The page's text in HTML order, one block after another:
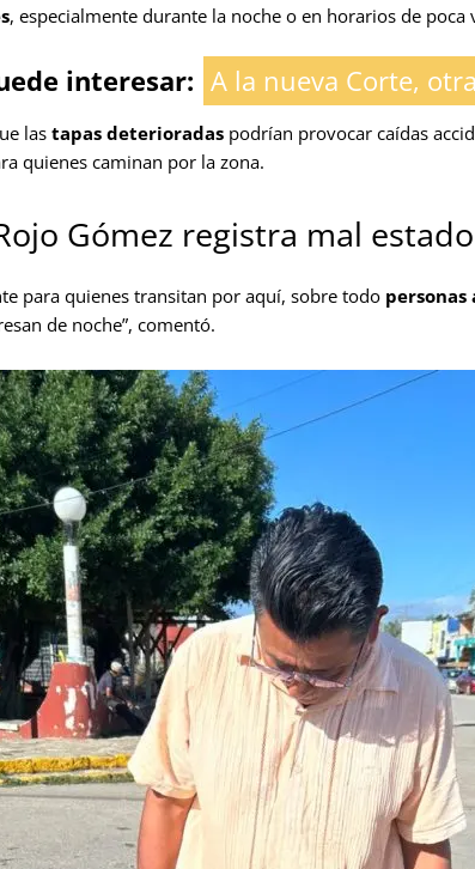
, especialmente durante la noche o en horarios de poca
interesar: A la nueva Corte,
las tapas deterioradas podrían provocar caídas
quienes caminan por la zona.
Gómez registra mal
para quienes transitan por aquí, sobre todo personas
de noche”, comentó.